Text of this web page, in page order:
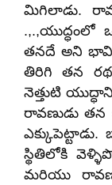
మిగిలాడు.
తనదే అని
తిరిగి తన
నెత్తుటి
రావణుడు
స్థితిలోకి
మరియు